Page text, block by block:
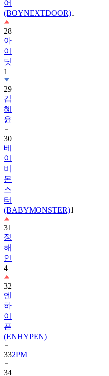
어
(BOYNEXTDOOR)1
28
아
이
딧
1
29
김
혜
윤
30
베
이
비
몬
스
터
(BABYMONSTER)1
31
정
해
인
4
32
엔
하
이
픈
(ENHYPEN)
332PM
34